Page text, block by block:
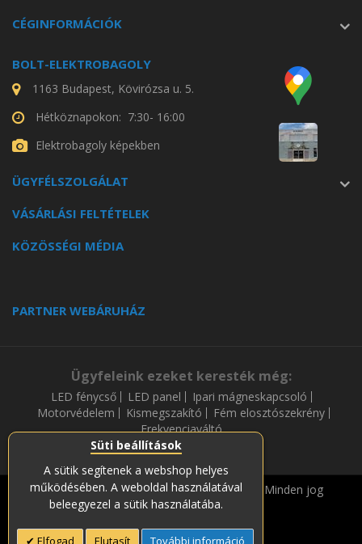
Süti beállítások
A sütik segítenek a webshop helyes
működésében. A weboldal használatával
beleegyezel a sütik használatába.
Elfogad Elutasít További információ
CÉGINFORMÁCIÓK
BOLT-ELEKTROBAGOLY
1163 Budapest, Kövirózsa u. 5.
Hétköznapokon: 7:30- 16:00
Elektrobagoly képekben
ÜGYFÉLSZOLGÁLAT
VÁSÁRLÁSI FELTÉTELEK
KÖZÖSSÉGI MÉDIA
PARTNER WEBÁRUHÁZ
Ügyfeleink ezeket keresték még:
LED fénycső LED panel
Ipari mágneskapcsoló
Motorvédelem
Kismegszakító
Fém elosztószekrény
Frekvenciaváltó
Copyright © 2019-2023 Soós és Társa Zrt. Minden jog